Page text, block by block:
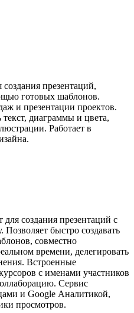
презентаций,
готовых шаблонов.
и презентации проектов.
текст, диаграммы и цвета,
Работает в
создания презентаций с
быстро создавать
совместно
времени, делегировать
Встроенные
с именами участников
Сервис
и Google Аналитикой,
просмотров.